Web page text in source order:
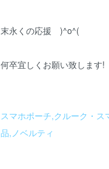
末永くの応援 )^o^(
何卒宜しくお願い致します!
スマホポーチ,クルーク・
品,ノベルティ